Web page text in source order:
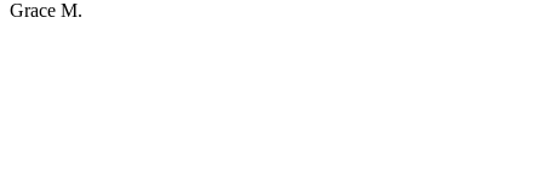
Grace M.